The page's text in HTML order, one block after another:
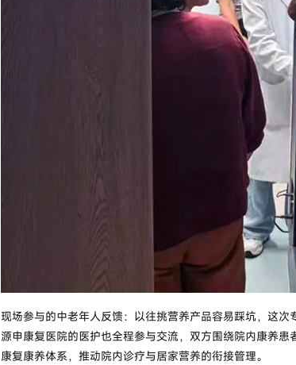
现场参与的中老年人反馈：以往挑营养产品容易踩坑，这
源申康复医院的医护也全程参与交流，双方围绕院内康养患
康复康养体系，推动院内诊疗与居家营养的衔接管理。